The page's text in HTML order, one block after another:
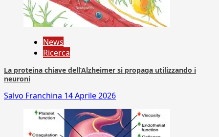
News
Ricerca
La proteina chiave dell’Alzheimer si propaga utilizzando i
neuroni
Salvo Franchina 14 Aprile 2026